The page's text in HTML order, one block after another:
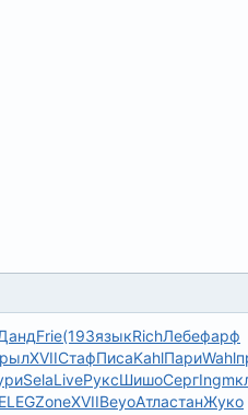
Frie(193языкRichЛебефарф
XVIIСтафПисаKahlПариWahl
SelaLiveРуксШишоСергIngm
ELEGZoneXVIIBeyoАтластанЖуко